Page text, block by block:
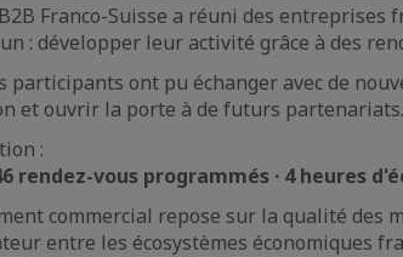
Franco-Suisse a réuni des entreprises
: développer leur activité grâce à des
participants ont pu échanger avec de
et ouvrir la porte à de futurs partenariats.
:
rendez-vous programmés · 4 heures
commercial repose sur la qualité des
entre les écosystèmes économiques